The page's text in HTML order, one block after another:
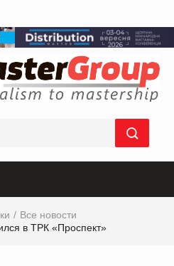
Все новости
в ТРК «Проспект»